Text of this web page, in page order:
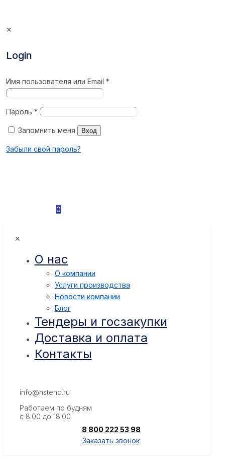
✕
Login
Имя пользователя или Email*
Пароль*
Запомнить меня Вход
Забыли свой пароль?
0
✕
О нас
О компании
Услуги производства
Новости компании
Блог
Тендеры и госзакупки
Доставка и оплата
Контакты
info@nstend.ru
Работаем по будням
с 8.00 до 18.00
8 800 222 53 98
Заказать звонок